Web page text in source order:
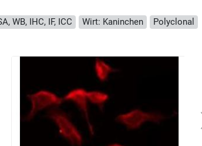
WB, IHC, IF, ICC Wirt: Kaninchen
Polyclonal